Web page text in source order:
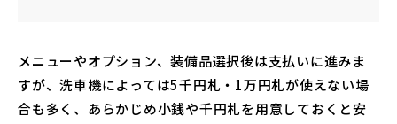
メニューやオプション、装備品選択後は支払いに進みま
すが、洗車機によっては5千円札・1万円札が使えない場
合も多く、あらかじめ小銭や千円札を用意しておくと安